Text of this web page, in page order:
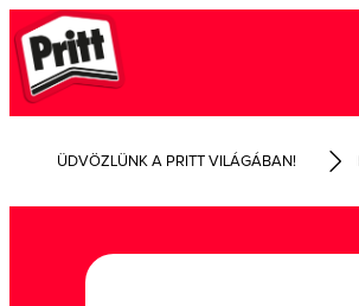
ÜDVÖZLÜNK A PRITT VILÁGÁBAN!